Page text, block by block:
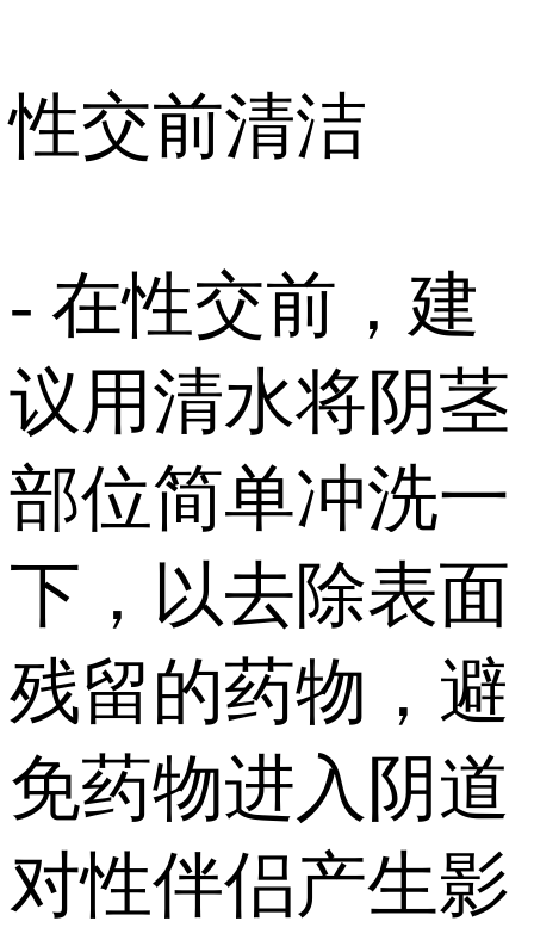
性交前清洁
- 在性交前，建
议用清水将阴茎
部位简单冲洗一
下，以去除表面
残留的药物，避
免药物进入阴道
对性伴侣产生影